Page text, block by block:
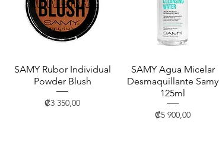
Vista rápida
SAMY Rubor Individual
Powder Blush
Precio
₡3 350,00
Vista rápida
SAMY Agua Micelar
Desmaquillante Samy
125ml
Precio
₡5 900,00